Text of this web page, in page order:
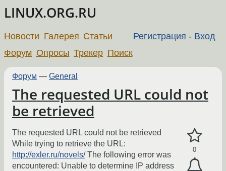
LINUX.ORG.RU
Регистрация - Вход
Новости Галерея Статьи
Форум Опросы Трекер Поиск
Форум — General
The requested URL could not
be retrieved
0
The requested URL could not be retrieved
While trying to retrieve the URL:
http://exler.ru/novels/The following error was
encountered: Unable to determine IP address